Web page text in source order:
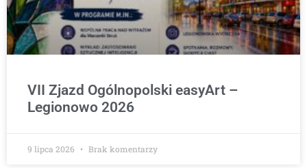
VII Zjazd Ogólnopolski easyArt –
Legionowo 2026
9 lipca 2026 Brak komentarzy